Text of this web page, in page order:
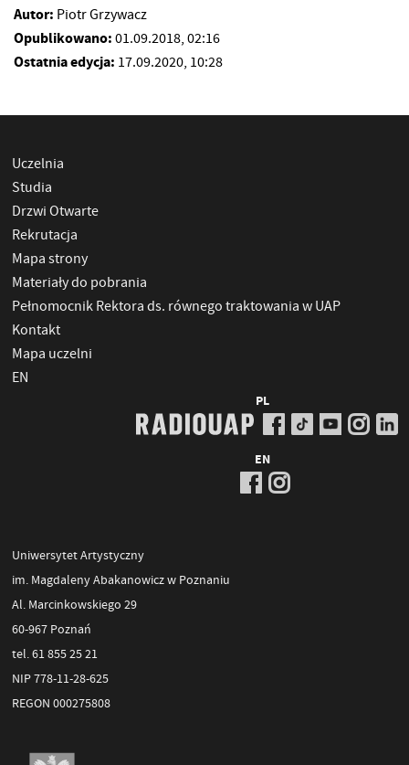
Autor: Piotr Grzywacz
Opublikowano: 01.09.2018, 02:16
Ostatnia edycja: 17.09.2020, 10:28
Uczelnia
Studia
Drzwi Otwarte
Rekrutacja
Mapa strony
Materiały do pobrania
Pełnomocnik Rektora ds. równego traktowania w UAP
Kontakt
Mapa uczelni
EN
PL
EN
Uniwersytet Artystyczny
im. Magdaleny Abakanowicz w Poznaniu
Al. Marcinkowskiego 29
60-967 Poznań
tel. 61 855 25 21
NIP 778-11-28-625
REGON 000275808